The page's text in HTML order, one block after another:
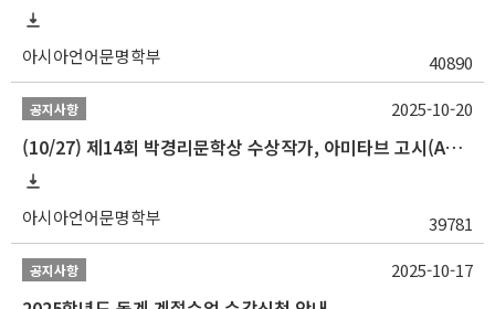
아시아언어문명학부 40890
공지사항
(10/27) 제14회 박경리문학상 수상작가, 아미타브 고시(Amitav Ghosh) 강연 안내
아시아언어문명학부 39781
2025-10-20
공지사항 2025-10-17